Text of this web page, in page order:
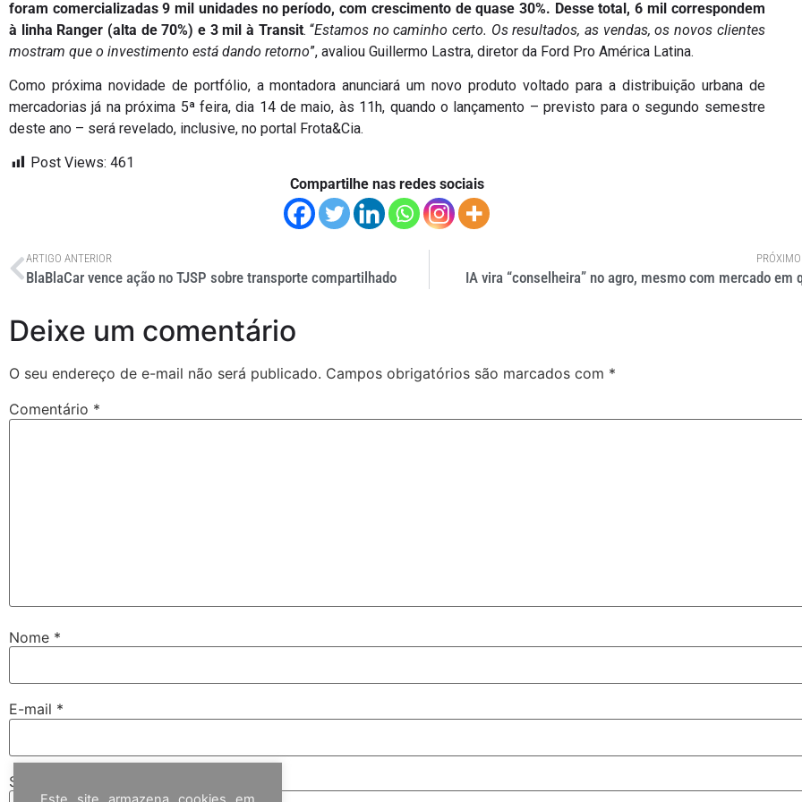
foram comercializadas 9 mil unidades no período, com crescimento de quase 30%. Desse total, 6 mil correspondem
à linha Ranger (alta de 70%) e 3 mil à Transit. “Estamos no caminho certo. Os resultados, as vendas, os novos clientes
mostram que o investimento está dando retorno”, avaliou Guillermo Lastra, diretor da Ford Pro América Latina.
Como próxima novidade de portfólio, a montadora anunciará um novo produto voltado para a distribuição urbana de
mercadorias já na próxima 5ª feira, dia 14 de maio, às 11h, quando o lançamento – previsto para o segundo semestre
deste ano – será revelado, inclusive, no portal Frota&Cia.
Post Views: 461
Compartilhe nas redes sociais
ARTIGO ANTERIOR
BlaBlaCar vence ação no TJSP sobre transporte compartilhado IA vira “conselheira” no agro, mesmo com mercado em
Deixe um comentário
O seu endereço de e-mail não será publicado. Campos obrigatórios são marcados com *
Comentário *
Nome *
E-mail *
Site